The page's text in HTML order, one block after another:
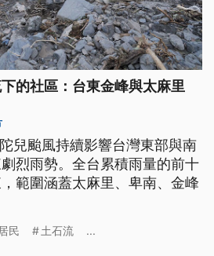
的社區：台東金峰與太麻里
兒颱風持續影響台灣東部與南
烈雨勢。全台累積雨量的前十
範圍涵蓋太麻里、卑南、金峰
居民 土石流 ...